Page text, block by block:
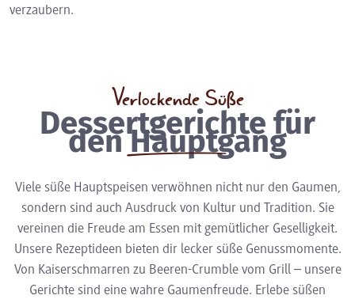
verzaubern.
Verlockende Süße
Dessertgerichte für
den Hauptgang
Viele süße Hauptspeisen verwöhnen nicht nur den Gaumen,
sondern sind auch Ausdruck von Kultur und Tradition. Sie
vereinen die Freude am Essen mit gemütlicher Geselligkeit.
Unsere Rezeptideen bieten dir lecker süße Genussmomente.
Von Kaiserschmarren zu Beeren-Crumble vom Grill – unsere
Gerichte sind eine wahre Gaumenfreude. Erlebe süßen